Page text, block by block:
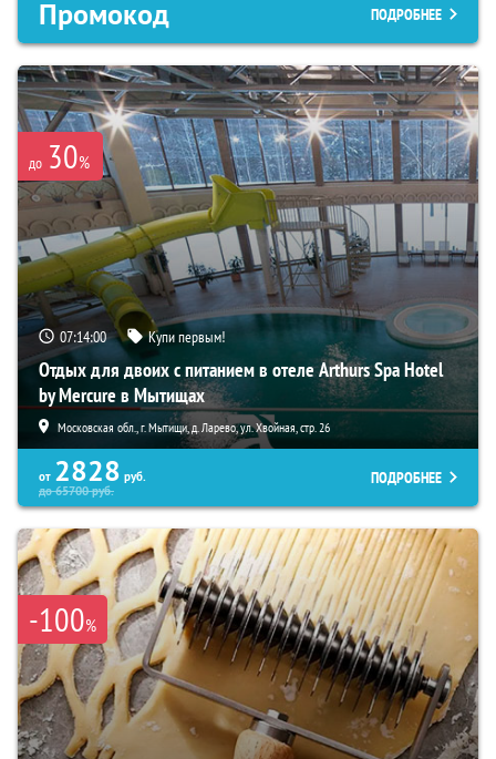
Промокод ПОДРОБНЕЕ
до 30%
07:13:59 Купи первым!
Отдых для двоих с питанием в отеле Arthurs Spa Hotel
by Mercure в Мытищах
Московская обл., г. Мытищи, д. Ларево, ул. Хвойная, стр. 26
от 2828 руб.
до65700руб.
ПОДРОБНЕЕ
-100%